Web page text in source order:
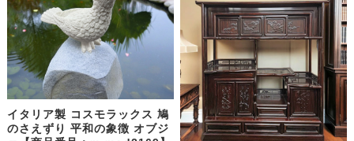
イタリア製 コスモラックス 鳩
のさえずり 平和の象徴 オブジ